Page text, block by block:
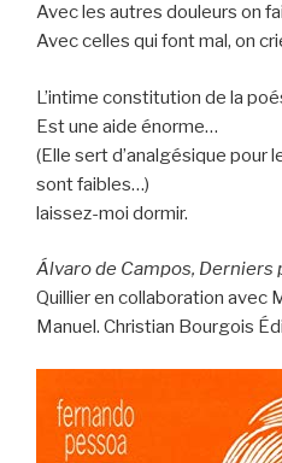
Avec les autres douleurs on
Avec celles qui font mal, on
L’intime constitution de la
Est une aide énorme…
(Elle sert d’analgésique pour
sont faibles…)
laissez-moi dormir.
Álvaro de Campos, Derniers
Quillier en collaboration avec
Manuel. Christian Bourgois